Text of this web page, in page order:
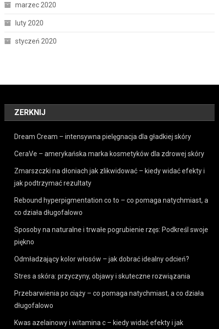
marzec 2020
luty 2020
styczeń 2020
ZERKNIJ
Dream Cream – intensywna pielęgnacja dla gładkiej skóry
CeraVe – amerykańska marka kosmetyków dla zdrowej skóry
Zmarszczki na dłoniach jak zlikwidować – kiedy widać efekty i
jak podtrzymać rezultaty
Rebound hyperpigmentation co to – co pomaga natychmiast, a
co działa długofalowo
Sposoby na naturalne i trwałe pogrubienie rzęs: Podkreśl swoje
piękno
Odmładzający kolor włosów – jak dobrać idealny odcień?
Stres a skóra: przyczyny, objawy i skuteczne rozwiązania
Przebarwienia po ciąży – co pomaga natychmiast, a co działa
długofalowo
Kwas azelainowy i witamina c – kiedy widać efekty i jak